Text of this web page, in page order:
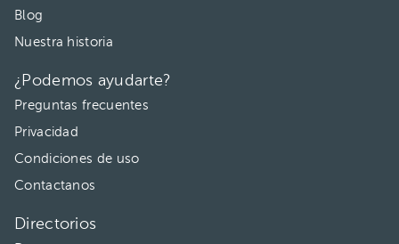
Blog
Nuestra historia
¿Podemos ayudarte?
Preguntas frecuentes
Privacidad
Condiciones de uso
Contactanos
Directorios